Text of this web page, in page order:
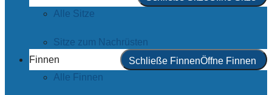
Alle Sitze
Sitze zum Nachrüsten
Finnen
Schließe FinnenÖffne Finnen
Alle Finnen